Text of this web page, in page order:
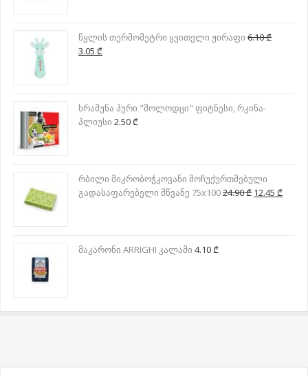
წყლის თერმომეტრი ყვითელი ჟირაფი 6.10₾
Original
3.05 ₾Current
ხრამუნა პური "მოლოდცი" ფიტნესი, რკინა-
პლიუსი 2.50₾
რბილი მიკრობოჭკოვანი მოჩუქურთმებული
გადასაფარებელი მწვანე 75x10024.90₾ Original
12.45 ₾
მაკარონი ARRIGHI კალამი 4.10₾